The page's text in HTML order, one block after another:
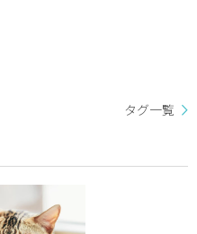
タグ一覧